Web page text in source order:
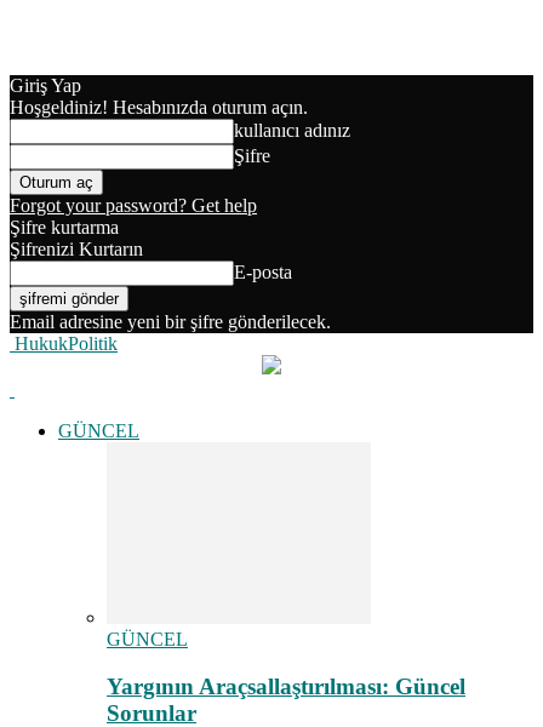
Giriş Yap
Hoşgeldiniz! Hesabınızda oturum açın.
kullanıcı adınız
Şifre
Forgot your password? Get help
Şifre kurtarma
Şifrenizi Kurtarın
E-posta
Email adresine yeni bir şifre gönderilecek.
HukukPolitik
GÜNCEL
GÜNCEL
Yargının Araçsallaştırılması: Güncel
Sorunlar